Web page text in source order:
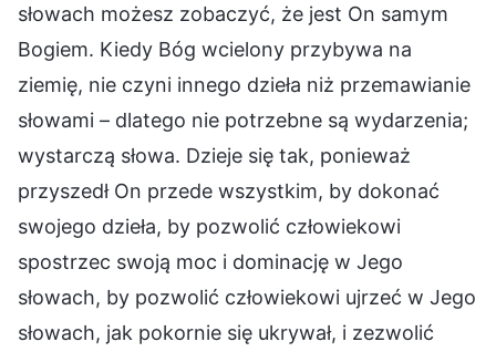
słowach możesz zobaczyć, że jest On samym
Bogiem. Kiedy Bóg wcielony przybywa na
ziemię, nie czyni innego dzieła niż przemawianie
słowami – dlatego nie potrzebne są wydarzenia;
wystarczą słowa. Dzieje się tak, ponieważ
przyszedł On przede wszystkim, by dokonać
swojego dzieła, by pozwolić człowiekowi
spostrzec swoją moc i dominację w Jego
słowach, by pozwolić człowiekowi ujrzeć w Jego
słowach, jak pokornie się ukrywał, i zezwolić